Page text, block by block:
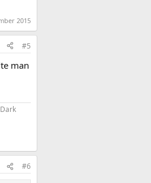
2015
#5
man
#6